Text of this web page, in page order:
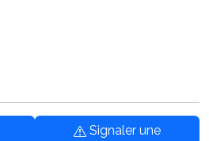
Signaler une